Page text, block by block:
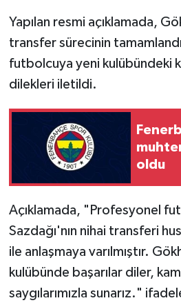
Yapılan resmi açıklamada,
transfer sürecinin
futbolcuya yeni kulübündeki
dilekleri iletildi.
oldu
Açıklamada, "Profesyonel
Sazdağı'nın nihai transferi
ile anlaşmaya varılmıştır.
kulübünde başarılar diler,
saygılarımızla sunarız."